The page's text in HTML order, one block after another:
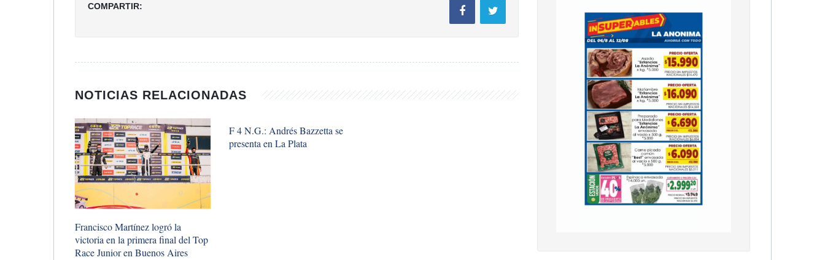
COMPARTIR:
NOTICIAS RELACIONADAS
Francisco Martínez logró la
victoria en la primera final del Top
Race Junior en Buenos Aires
F 4 N.G.: Andrés Bazzetta se
presenta en La Plata